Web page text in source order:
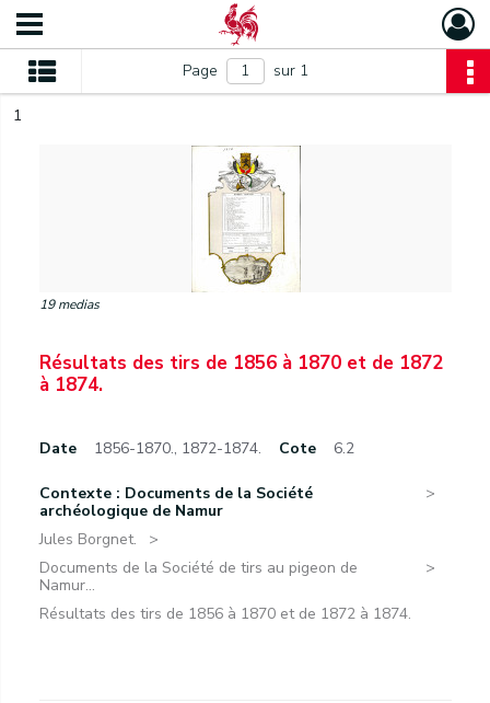
Page sur 1
1
19 medias
Résultats des tirs de 1856 à 1870 et de 1872
à 1874.
Date 1856-1870., 1872-1874. Cote 6.2
Contexte : Documents de la Société
archéologique de Namur
Jules Borgnet.
Documents de la Société de tirs au pigeon de
Namur...
Résultats des tirs de 1856 à 1870 et de 1872 à 1874.